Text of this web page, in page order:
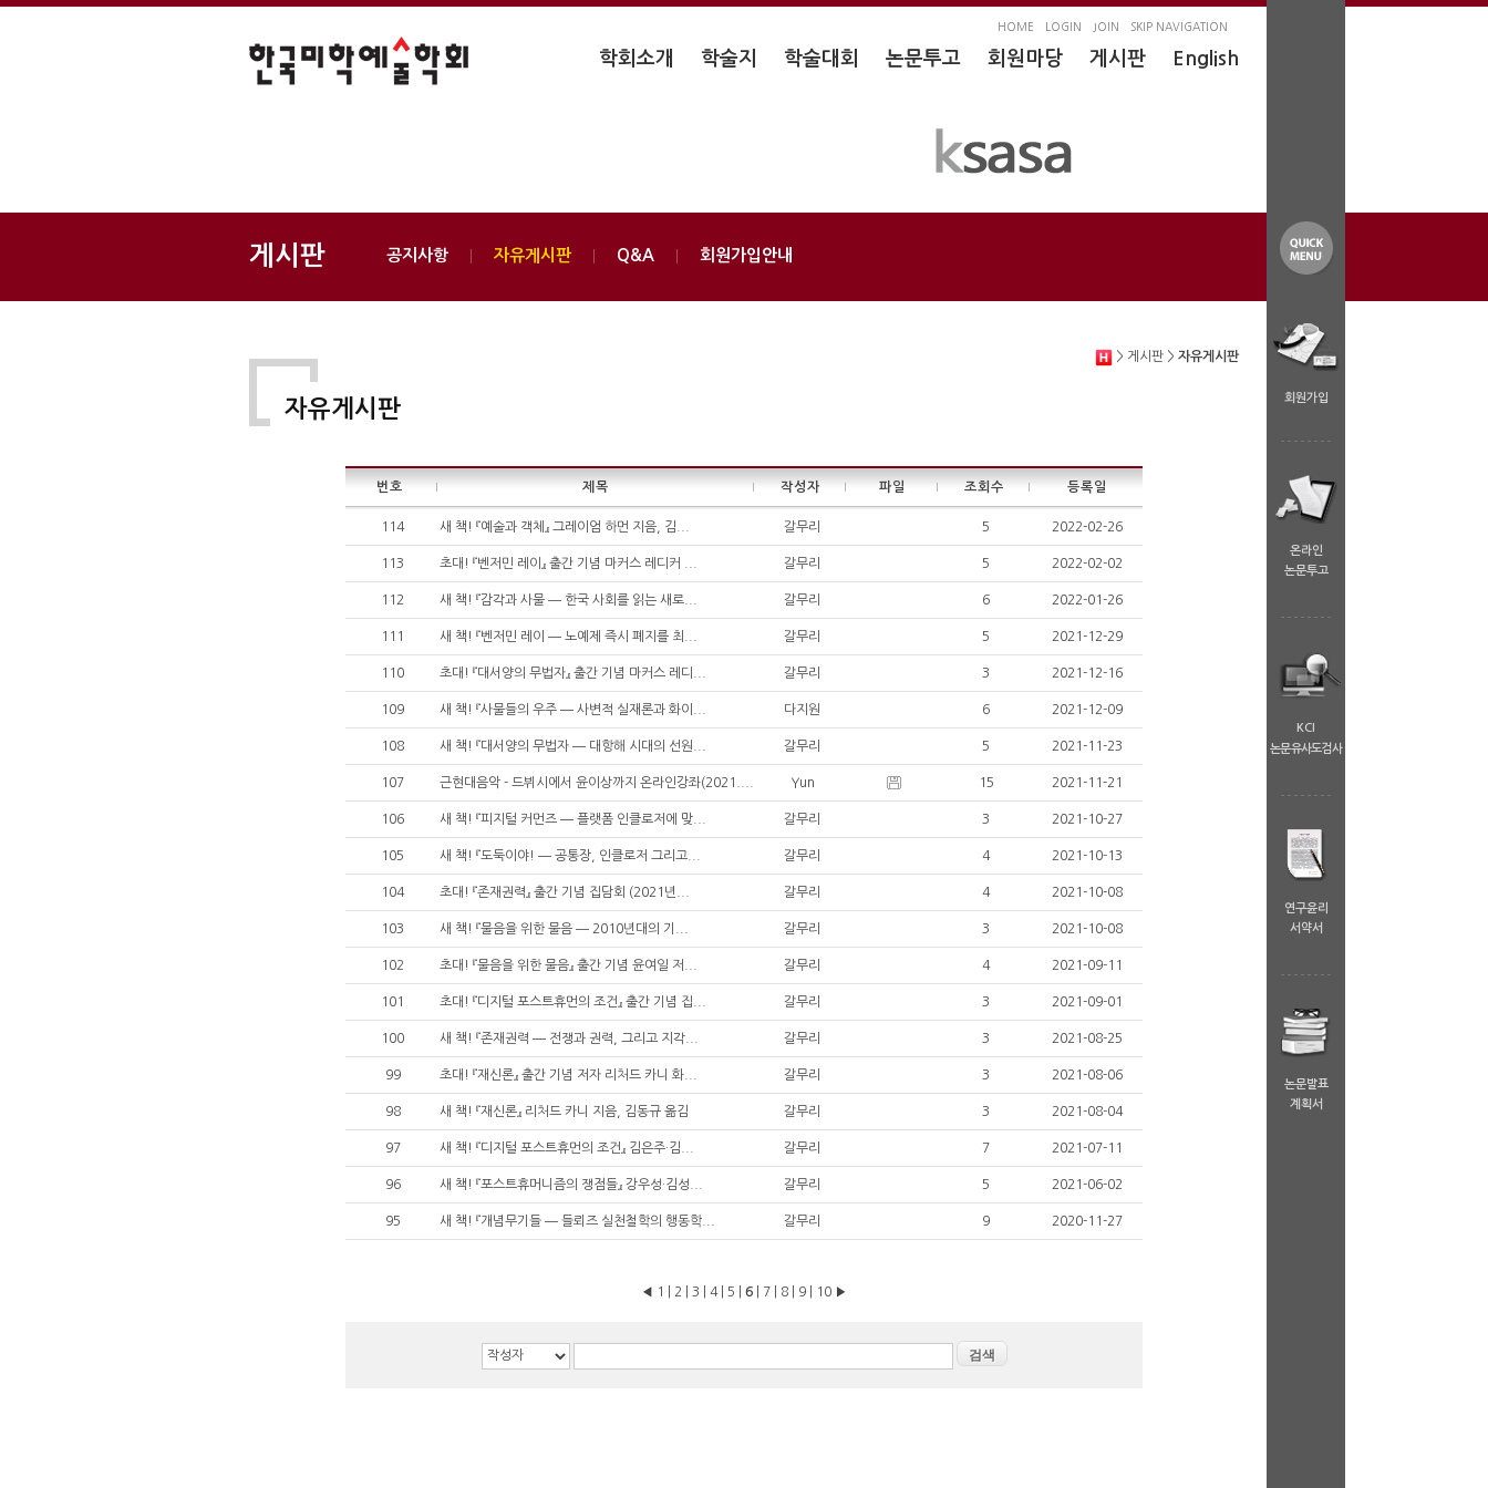
HOME LOGIN JOIN SKIP NAVIGATION
학회소개 학술지 학술대회 논문투고 회원마당 게시판 English
회원가입
온라인
논문투고
KCI
논문유사도검사
연구윤리
서약서
논문발표
계획서
게시판 공지사항 자유게시판 Q&A 회원가입안내
> 게시판 > 자유게시판
자유게시판
번호 제목 작성자 파일 조회수 등록일
114 새 책! 『예술과 객체』 그레이엄 하먼 지음, 김... 갈무리 5 2022-02-26
113 초대! 『벤저민 레이』 출간 기념 마커스 레디커 ... 갈무리 5 2022-02-02
112 새 책! 『감각과 사물 ― 한국 사회를 읽는 새로... 갈무리 6 2022-01-26
111 새 책! 『벤저민 레이 ― 노예제 즉시 폐지를 최... 갈무리 5 2021-12-29
110 초대! 『대서양의 무법자』 출간 기념 마커스 레디... 갈무리 3 2021-12-16
109 새 책! 『사물들의 우주 ― 사변적 실재론과 화이... 다지원 6 2021-12-09
108 새 책! 『대서양의 무법자 ― 대항해 시대의 선원... 갈무리 5 2021-11-23
107 근현대음악 - 드뷔시에서 윤이상까지 온라인강좌(2021.... Yun 15 2021-11-21
106 새 책! 『피지털 커먼즈 ― 플랫폼 인클로저에 맞... 갈무리 3 2021-10-27
105 새 책! 『도둑이야! ― 공통장, 인클로저 그리고... 갈무리 4 2021-10-13
104 초대! 『존재권력』 출간 기념 집담회 (2021년... 갈무리 4 2021-10-08
103 새 책! 『물음을 위한 물음 ― 2010년대의 기... 갈무리 3 2021-10-08
102 초대! 『물음을 위한 물음』 출간 기념 윤여일 저... 갈무리 4 2021-09-11
101 초대! 『디지털 포스트휴먼의 조건』 출간 기념 집... 갈무리 3 2021-09-01
100 새 책! 『존재권력 ― 전쟁과 권력, 그리고 지각... 갈무리 3 2021-08-25
99 초대! 『재신론』 출간 기념 저자 리처드 카니 화... 갈무리 3 2021-08-06
98 새 책! 『재신론』 리처드 카니 지음, 김동규 옮김 갈무리 3 2021-08-04
97 새 책! 『디지털 포스트휴먼의 조건』 김은주·김... 갈무리 7 2021-07-11
96 새 책! 『포스트휴머니즘의 쟁점들』 강우성·김성... 갈무리 5 2021-06-02
95 새 책! 『개념무기들 ― 들뢰즈 실천철학의 행동학... 갈무리 9 2020-11-27
◀ 1 2 3 4| 5 6 7 8 9 10 ▶